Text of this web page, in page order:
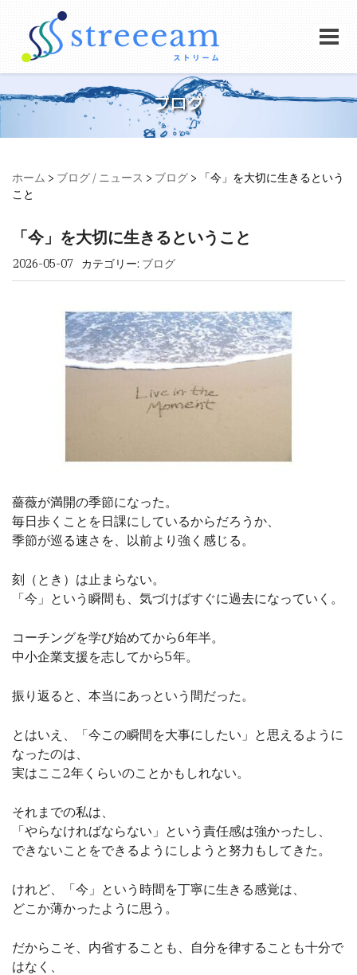
ブログ
ホーム > ブログ / ニュース > ブログ >
「今」を大切に生きるという
こと
「今」を大切に生きるということ
2026-05-07 カテゴリー: ブログ
薔薇が満開の季節になった。
毎日歩くことを日課にしているからだろうか、
季節が巡る速さを、以前より強く感じる。
刻（とき）は止まらない。
「今」という瞬間も、気づけばすぐに過去になっていく。
コーチングを学び始めてから6年半。
中小企業支援を志してから5年。
振り返ると、本当にあっという間だった。
とはいえ、「今この瞬間を大事にしたい」と思えるように
なったのは、
実はここ2年くらいのことかもしれない。
それまでの私は、
「やらなければならない」という責任感は強かったし、
できないことをできるようにしようと努力もしてきた。
けれど、「今」という時間を丁寧に生きる感覚は、
どこか薄かったように思う。
だからこそ、内省することも、自分を律することも十分で
はなく、